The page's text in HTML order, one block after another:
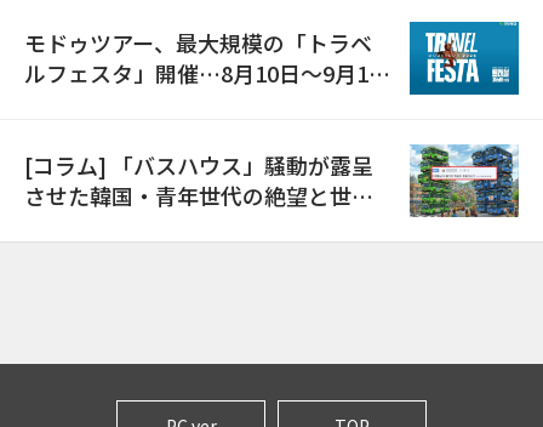
モドゥツアー、最大規模の「トラベ
ルフェスタ」開催…8月10日～9月11
[コラム] 「バスハウス」騒動が露呈
させた韓国・青年世代の絶望と世代